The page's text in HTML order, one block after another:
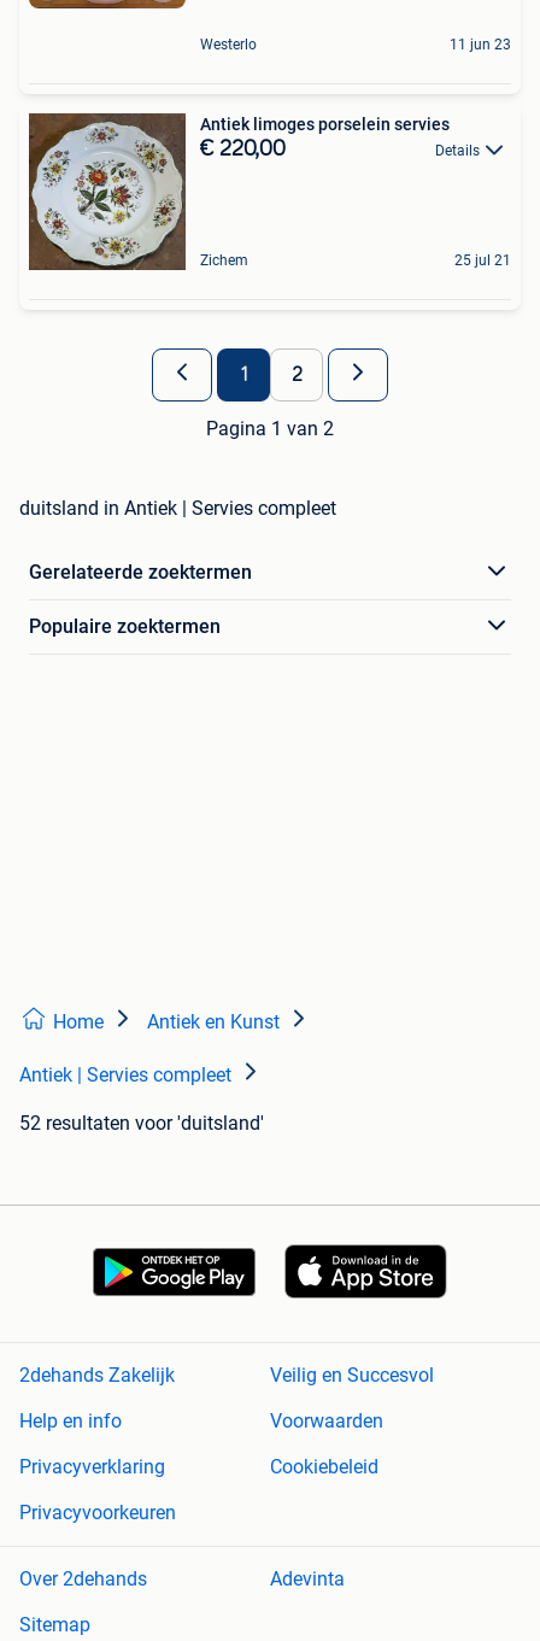
Westerlo 11 jun 23
Antiek limoges porselein servies
€ 220,00 Details
Zichem 25 jul 21
1 2
Pagina 1 van 2
duitsland in Antiek | Servies compleet
Gerelateerde zoektermen
Populaire zoektermen
Home Antiek en Kunst
Antiek | Servies compleet
52 resultaten voor 'duitsland'
2dehands Zakelijk
Veilig en Succesvol
Help en info
Voorwaarden
Privacyverklaring
Cookiebeleid
Privacyvoorkeuren
Over 2dehands
Adevinta
Sitemap